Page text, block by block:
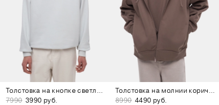
Толстовка на кнопке светло-серая
7990 3990 руб.
Толстовка на молнии коричневая
8990 4490 руб.